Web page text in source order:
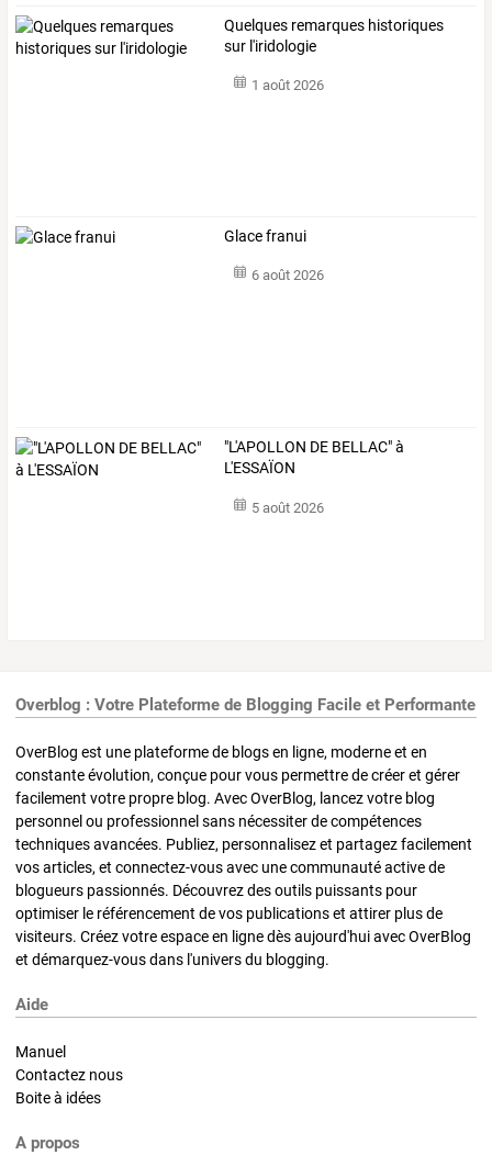
Quelques remarques historiques
sur l'iridologie
1 août 2026
Glace franui
6 août 2026
"L'APOLLON DE BELLAC" à
L'ESSAÏON
5 août 2026
Overblog : Votre Plateforme de Blogging Facile et Performante
OverBlog est une plateforme de blogs en ligne, moderne et en
constante évolution, conçue pour vous permettre de créer et gérer
facilement votre propre blog. Avec OverBlog, lancez votre blog
personnel ou professionnel sans nécessiter de compétences
techniques avancées. Publiez, personnalisez et partagez facilement
vos articles, et connectez-vous avec une communauté active de
blogueurs passionnés. Découvrez des outils puissants pour
optimiser le référencement de vos publications et attirer plus de
visiteurs. Créez votre espace en ligne dès aujourd'hui avec OverBlog
et démarquez-vous dans l'univers du blogging.
Aide
Manuel
Contactez nous
Boite à idées
A propos